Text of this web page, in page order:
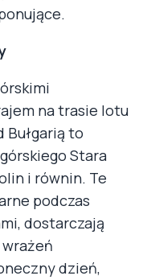
na trasie lotu
Bułgarią to
Stara
i równin. Te
podczas
dostarczają
dzień,